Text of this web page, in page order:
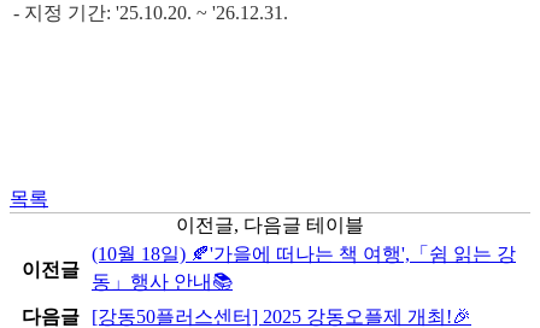
- 지정 기간: '25.10.20. ~ '26.12.31.
목록
이전글, 다음글 테이블
이전글
(10월 18일) 🍂'가을에 떠나는 책 여행',「쉼 읽는 강
동」행사 안내📚
다음글
[강동50플러스센터] 2025 강동오플제 개최!🎉